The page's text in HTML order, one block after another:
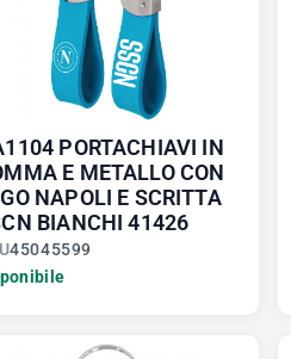
PORTACHIAVI IN
E METALLO CON
NAPOLI E SCRITTA
BIANCHI 41426
45045599